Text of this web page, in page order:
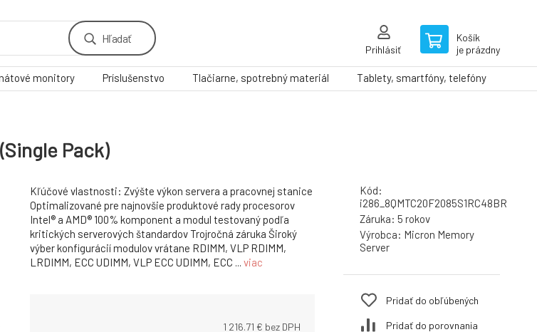
Hľadať
Prihlásiť
Košík
je prázdny
monitory Príslušenstvo Tlačiarne, spotrebný materiál Tablety, smartfóny, telefóny
Pack)
Kľúčové vlastnosti: Zvýšte výkon servera a pracovnej stanice
Optimalizované pre najnovšie produktové rady procesorov
Intel® a AMD® 100% komponent a modul testovaný podľa
kritických serverových štandardov Trojročná záruka Široký
výber konfigurácií modulov vrátane RDIMM, VLP RDIMM,
LRDIMM, ECC UDIMM, VLP ECC UDIMM, ECC ... viac
1 216.71 € bez DPH
Kód:
i286_8QMTC20F2085S1RC48BR
Záruka: 5 rokov
Výrobca: Micron Memory
Server
Pridať do obľúbených
Pridať do porovnania